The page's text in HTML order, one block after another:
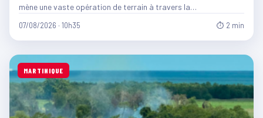
mène une vaste opération de terrain à travers la…
07/08/2026 · 10h35 ⏱ 2 min
MARTINIQUE